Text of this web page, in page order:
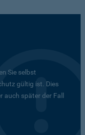
Sie selbst
gültig ist. Dies
auch später der Fall